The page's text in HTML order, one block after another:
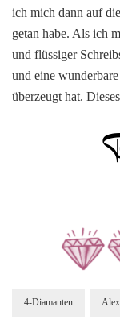
ich mich dann auf
getan habe. Als ich
und flüssiger
und eine
überzeugt hat.
4-Diamanten